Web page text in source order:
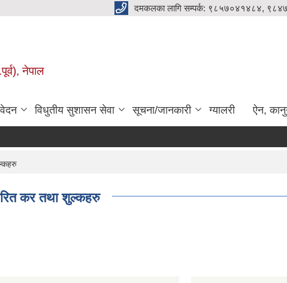
दमकलका लागि सम्पर्क: ९८५७०४१४८४,
नेपाल
विधुतीय सुशासन सेवा सूचना/जानकारी ग्यालरी ऐन,
कर तथा शुल्कहरु